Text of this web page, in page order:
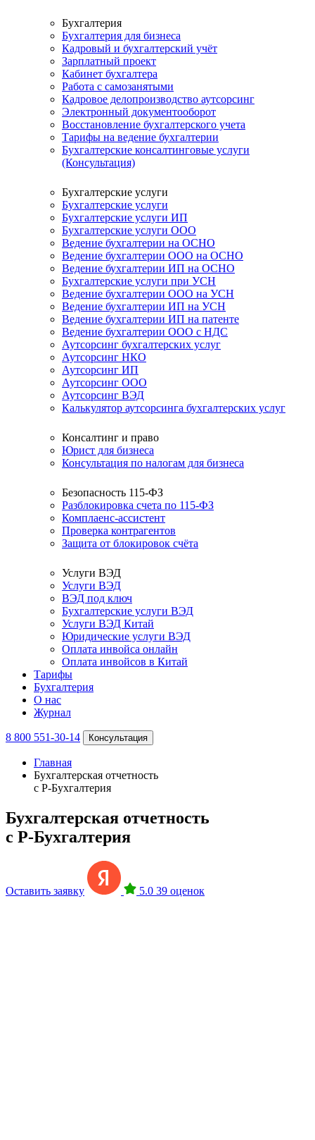
Бухгалтерия
Бухгалтерия для бизнеса
Кадровый и бухгалтерский учёт
Зарплатный проект
Кабинет бухгалтера
Работа с самозанятыми
Кадровое делопроизводство аутсорсинг
Электронный документооборот
Восстановление бухгалтерского учета
Тарифы на ведение бухгалтерии
Бухгалтерские консалтинговые услуги
(Консультация)
Бухгалтерские услуги
Бухгалтерские услуги
Бухгалтерские услуги ИП
Бухгалтерские услуги ООО
Ведение бухгалтерии на ОСНО
Ведение бухгалтерии ООО на ОСНО
Ведение бухгалтерии ИП на ОСНО
Бухгалтерские услуги при УСН
Ведение бухгалтерии ООО на УСН
Ведение бухгалтерии ИП на УСН
Ведение бухгалтерии ИП на патенте
Ведение бухгалтерии ООО с НДС
Аутсорсинг бухгалтерских услуг
Аутсорсинг НКО
Аутсорсинг ИП
Аутсорсинг ООО
Аутсорсинг ВЭД
Калькулятор аутсорсинга бухгалтерских услуг
Консалтинг и право
Юрист для бизнеса
Консультация по налогам для бизнеса
Безопасность 115-ФЗ
Разблокировка счета по 115-ФЗ
Комплаенс-ассистент
Проверка контрагентов
Защита от блокировок счёта
Услуги ВЭД
Услуги ВЭД
ВЭД под ключ
Бухгалтерские услуги ВЭД
Услуги ВЭД Китай
Юридические услуги ВЭД
Оплата инвойса онлайн
Оплата инвойсов в Китай
Тарифы
Бухгалтерия
О нас
Журнал
8 800 551-30-14 Консультация
Главная
Бухгалтерская отчетность
с Р-Бухгалтерия
Бухгалтерская отчетность
с Р-Бухгалтерия
Оставить заявку 5.0 39 оценок